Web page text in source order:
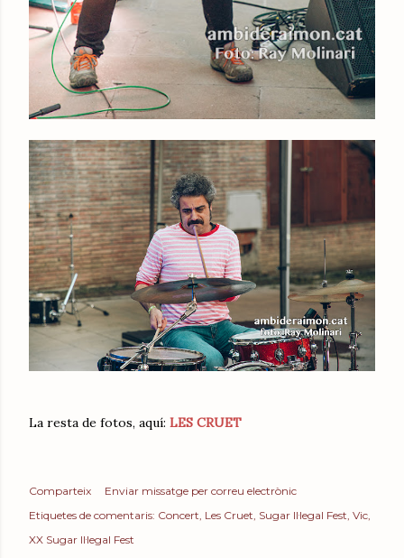
La resta de fotos, aquí: LES CRUET
Comparteix
Enviar missatge per correu electrònic
Etiquetes de comentaris: Concert Les Cruet Sugar Il·legal Fest Vic
XX Sugar Il·legal Fest